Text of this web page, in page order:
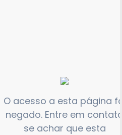
O acesso a esta página
negado. Entre em
se achar que esta